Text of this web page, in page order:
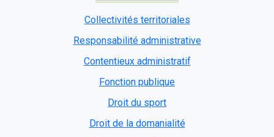
Collectivités territoriales
Responsabilité administrative
Contentieux administratif
Fonction publique
Droit du sport
Droit de la domanialité